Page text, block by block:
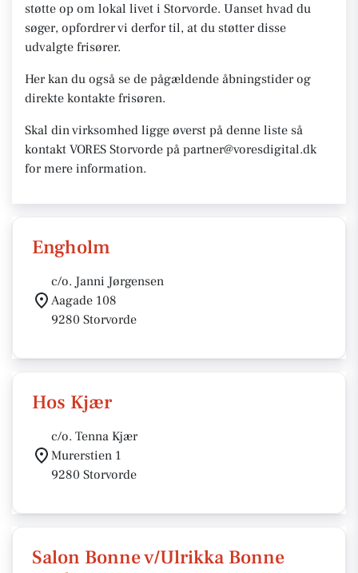
støtte op om lokal livet i Storvorde. Uanset hvad du
søger, opfordrer vi derfor til, at du støtter disse
udvalgte frisører.
Her kan du også se de pågældende åbningstider og
direkte kontakte frisøren.
Skal din virksomhed ligge øverst på denne liste så
kontakt VORES Storvorde på partner@voresdigital.dk
for mere information.
Engholm
c/o. Janni Jørgensen
Aagade 108
9280 Storvorde
Hos Kjær
c/o. Tenna Kjær
Murerstien 1
9280 Storvorde
Salon Bonne v/Ulrikka Bonne